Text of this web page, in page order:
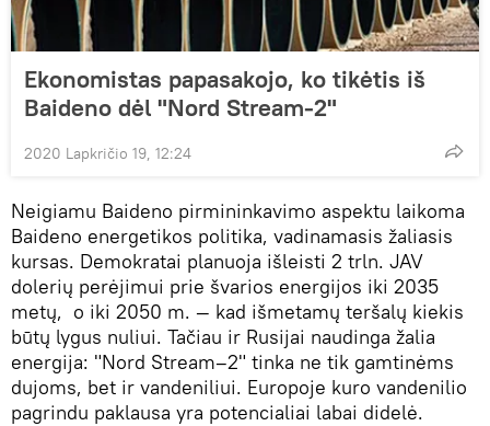
Ekonomistas papasakojo, ko tikėtis iš
Baideno dėl "Nord Stream-2"
2020 Lapkričio 19, 12:24
Neigiamu Baideno pirmininkavimo aspektu laikoma
Baideno energetikos politika, vadinamasis žaliasis
kursas. Demokratai planuoja išleisti 2 trln. JAV
dolerių perėjimui prie švarios energijos iki 2035
metų, o iki 2050 m. — kad išmetamų teršalų kiekis
būtų lygus nuliui. Tačiau ir Rusijai naudinga žalia
energija: "Nord Stream–2" tinka ne tik gamtinėms
dujoms, bet ir vandeniliui. Europoje kuro vandenilio
pagrindu paklausa yra potencialiai labai didelė.